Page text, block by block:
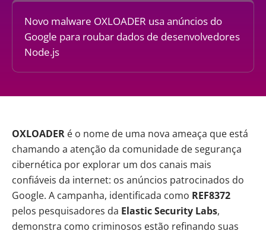
Novo malware OXLOADER usa anúncios do
Google para roubar dados de desenvolvedores
Node.js
OXLOADER é o nome de uma nova ameaça que está
chamando a atenção da comunidade de segurança
cibernética por explorar um dos canais mais
confiáveis da internet: os anúncios patrocinados do
Google. A campanha, identificada como REF8372
pelos pesquisadores da Elastic Security Labs,
demonstra como criminosos estão refinando suas